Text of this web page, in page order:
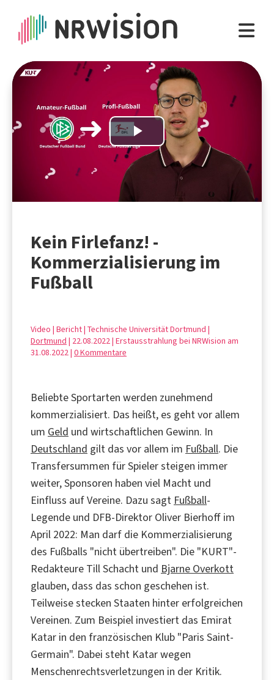
Play
Video
Kein Firlefanz! -
Kommerzialisierung im
Fußball
Video | Bericht | Technische Universität Dortmund |
Dortmund | 22.08.2022 | Erstausstrahlung bei NRWision am
31.08.2022 | 0 Kommentare
Beliebte Sportarten werden zunehmend
kommerzialisiert. Das heißt, es geht vor allem
um Geld und wirtschaftlichen Gewinn. In
Deutschland gilt das vor allem im Fußball. Die
Transfersummen für Spieler steigen immer
weiter, Sponsoren haben viel Macht und
Einfluss auf Vereine. Dazu sagt Fußball-
Legende und DFB-Direktor Oliver Bierhoff im
April 2022: Man darf die Kommerzialisierung
des Fußballs "nicht übertreiben". Die "KURT"-
Redakteure Till Schacht und Bjarne Overkott
glauben, dass das schon geschehen ist.
Teilweise stecken Staaten hinter erfolgreichen
Vereinen. Zum Beispiel investiert das Emirat
Katar in den französischen Klub "Paris Saint-
Germain". Dabei steht Katar wegen
Menschenrechtsverletzungen in der Kritik.